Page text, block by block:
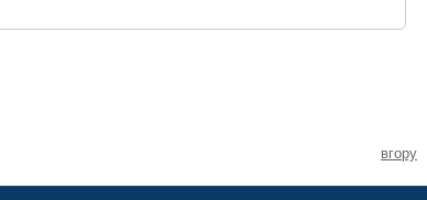
вгору